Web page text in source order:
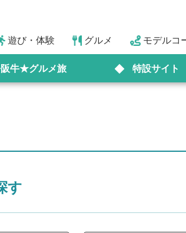
遊び・体験 グルメ モデルコ
牛★グルメ旅 特設サイト
す